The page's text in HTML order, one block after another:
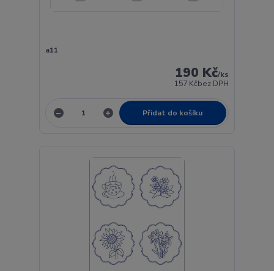
a11
190 Kč/ks
157 Kčbez DPH
Přidat do košíku